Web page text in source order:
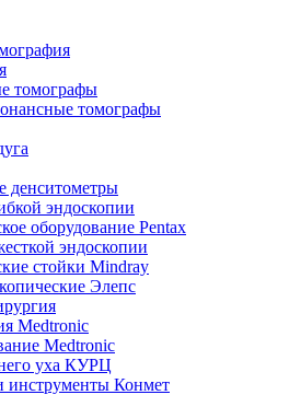
томографы
томографы
денситометры
эндоскопии
оборудование Pentax
эндоскопии
стойки Mindray
Элепс
Medtronic
Medtronic
уха КУРЦ
инструменты Конмет